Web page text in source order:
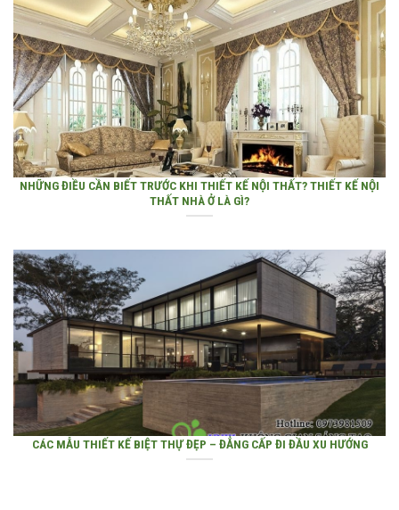
NHỮNG ĐIỀU CẦN BIẾT TRƯỚC KHI THIẾT KẾ NỘI THẤT? THIẾT KẾ NỘI
THẤT NHÀ Ở LÀ GÌ?
CÁC MẪU THIẾT KẾ BIỆT THỰ ĐẸP – ĐẲNG CẤP ĐI ĐẦU XU HƯỚNG